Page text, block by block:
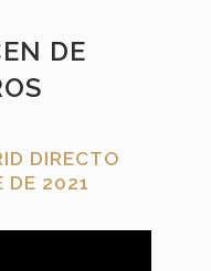
DE
DIRECTO
DE 2021